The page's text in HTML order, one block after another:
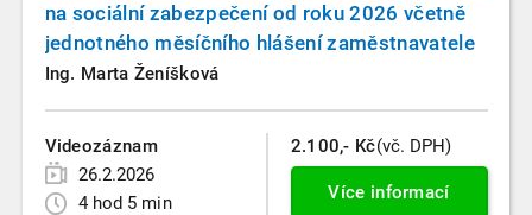
na sociální zabezpečení od roku 2026 včetně
jednotného měsíčního hlášení zaměstnavatele
Ing. Marta Ženíšková
Videozáznam
26.2.2026
4 hod 5 min
2.100,- Kč(vč. DPH)
Více informací